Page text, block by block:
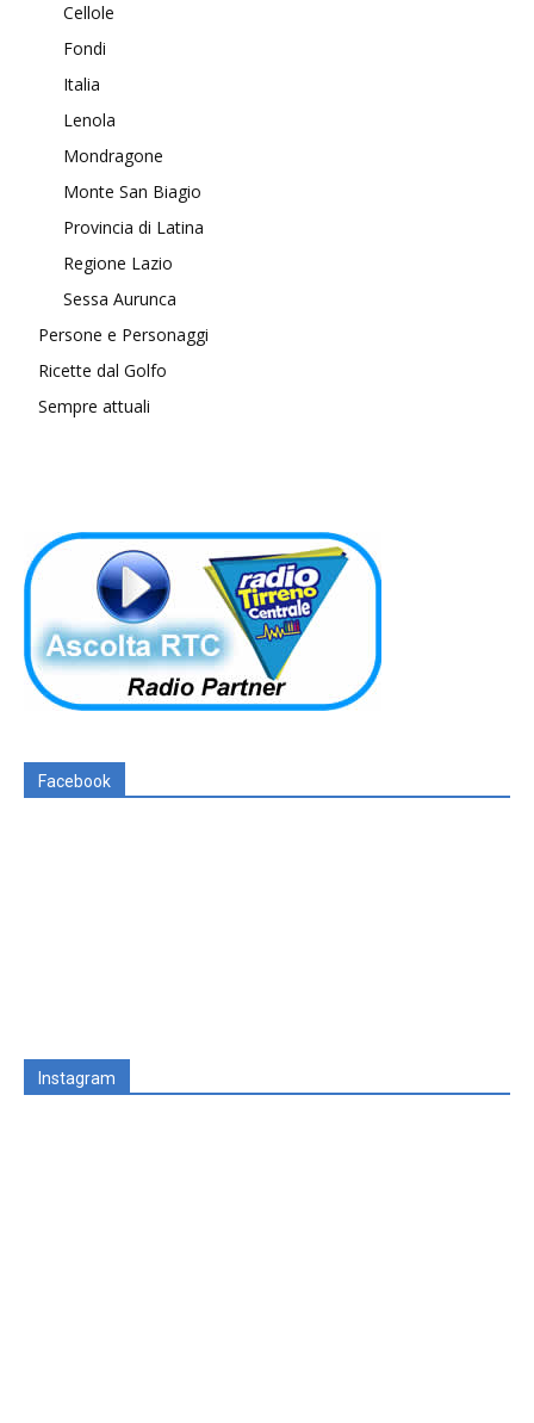
Cellole
Fondi
Italia
Lenola
Mondragone
Monte San Biagio
Provincia di Latina
Regione Lazio
Sessa Aurunca
Persone e Personaggi
Ricette dal Golfo
Sempre attuali
Facebook
Instagram